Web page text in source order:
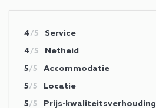
4/5
Service
4/5
Netheid
5/5
Accommodatie
5/5
Locatie
5/5 Prijs-kwaliteitsverhouding